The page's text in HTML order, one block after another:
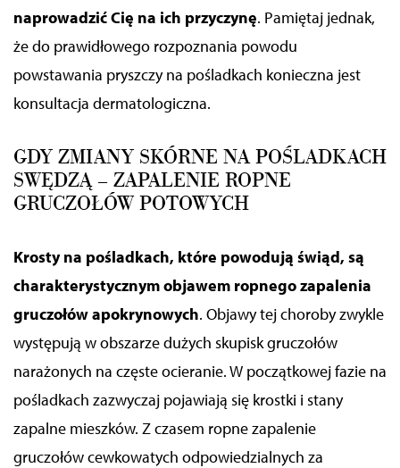
naprowadzić Cię na ich przyczynę. Pamiętaj jednak,
że do prawidłowego rozpoznania powodu
powstawania pryszczy na pośladkach konieczna jest
konsultacja dermatologiczna.
GDY ZMIANY SKÓRNE NA POŚLADKACH
SWĘDZĄ – ZAPALENIE ROPNE
GRUCZOŁÓW POTOWYCH
Krosty na pośladkach, które powodują świąd, są
charakterystycznym objawem ropnego zapalenia
gruczołów apokrynowych. Objawy tej choroby zwykle
występują w obszarze dużych skupiskgruczołów
narażonych na częste ocieranie. W początkowej fazie na
pośladkach zazwyczaj pojawiają się krostki i stany
zapalne mieszków. Z czasem ropne zapalenie
gruczołów cewkowatych odpowiedzialnych za